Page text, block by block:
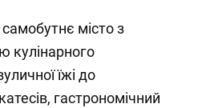
місто з
кулінарного
їжі до
гастрономічний